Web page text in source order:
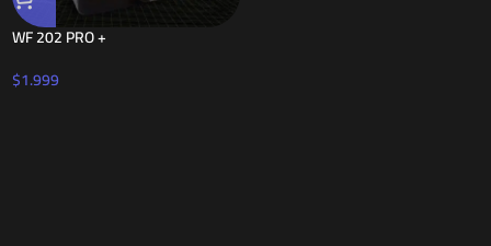
WF 202 PRO +
$1.999